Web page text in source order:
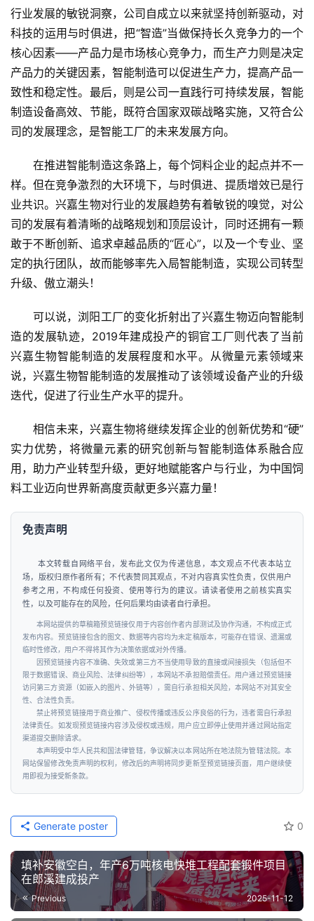
行业发展的敏锐洞察，公司自成立以来就坚持创新驱动，对
科技的运用与时俱进，把“智造”当做保持长久竞争力的一个
核心因素——产品力是市场核心竞争力，而生产力则是决定
产品力的关键因素，智能制造可以促进生产力，提高产品一
致性和稳定性。最后，则是公司一直践行可持续发展，智能
制造设备高效、节能，既符合国家双碳战略实施，又符合公
司的发展理念，是智能工厂的未来发展方向。
在推进智能制造这条路上，每个饲料企业的起点并不一
样。但在竞争激烈的大环境下，与时俱进、提质增效已是行
业共识。兴嘉生物对行业的发展趋势有着敏锐的嗅觉，对公
司的发展有着清晰的战略规划和顶层设计，同时还拥有一颗
敢于不断创新、追求卓越品质的“匠心”，以及一个专业、坚
定的执行团队，故而能够率先入局智能制造，实现公司转型
升级、傲立潮头！
可以说，浏阳工厂的变化折射出了兴嘉生物迈向智能制
造的发展轨迹，2019年建成投产的铜官工厂则代表了当前
兴嘉生物智能制造的发展程度和水平。从微量元素领域来
说，兴嘉生物智能制造的发展推动了该领域设备产业的升级
迭代，促进了行业生产水平的提升。
相信未来，兴嘉生物将继续发挥企业的创新优势和“硬”
实力优势，将微量元素的研究创新与智能制造体系融合应
用，助力产业转型升级，更好地赋能客户与行业，为中国饲
料工业迈向世界新高度贡献更多兴嘉力量！
免责声明
本文转载自网络平台，发布此文仅为传递信息，本文观点不代表本站立
场，版权归原作者所有；不代表赞同其观点，不对内容真实性负责，仅供用户
参考之用，不构成任何投资、使用等行为的建议。请读者使用之前核实真实
性，以及可能存在的风险，任何后果均由读者自行承担。
本网站提供的草稿箱预览链接仅用于内容创作者内部测试及协作沟通，不构成正式
发布内容。预览链接包含的图文、数据等内容均为未定稿版本，可能存在错误、遗漏或
临时性修改，用户不得将其作为决策依据或对外传播。
因预览链接内容不准确、失效或第三方不当使用导致的直接或间接损失（包括但不
限于数据错误、商业风险、法律纠纷等），本网站不承担赔偿责任。用户通过预览链接
访问第三方资源（如嵌入的图片、外链等），需自行承担相关风险，本网站不对其安全
性、合法性负责。
禁止将预览链接用于商业推广、侵权传播或违反公序良俗的行为，违者需自行承担
法律责任。如发现预览链接内容涉及侵权或违规，用户应立即停止使用并通过网站指定
渠道提交删除请求。
本声明受中华人民共和国法律管辖，争议解决以本网站所在地法院为管辖法院。本
网站保留修改免责声明的权利，修改后的声明将同步更新至预览链接页面，用户继续使
用即视为接受新条款。
0
Generate poster
填补安徽空白，年产6万吨核电快堆工程配套锻件项目
在郎溪建成投产
Previous 2025-11-12